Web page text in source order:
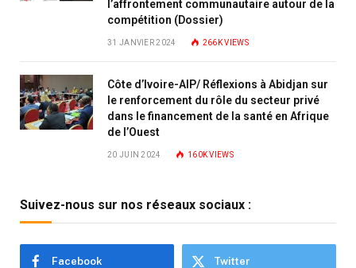
l’affrontement communautaire autour de la
compétition (Dossier)
31 JANVIER 2024 266KVIEWS
Côte d’Ivoire-AIP/ Réflexions à Abidjan sur
le renforcement du rôle du secteur privé
dans le financement de la santé en Afrique
de l’Ouest
20 JUIN 2024 160KVIEWS
Suivez-nous sur nos réseaux sociaux :
Facebook Twitter